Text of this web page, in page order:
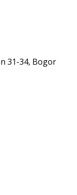
31-34, Bogor